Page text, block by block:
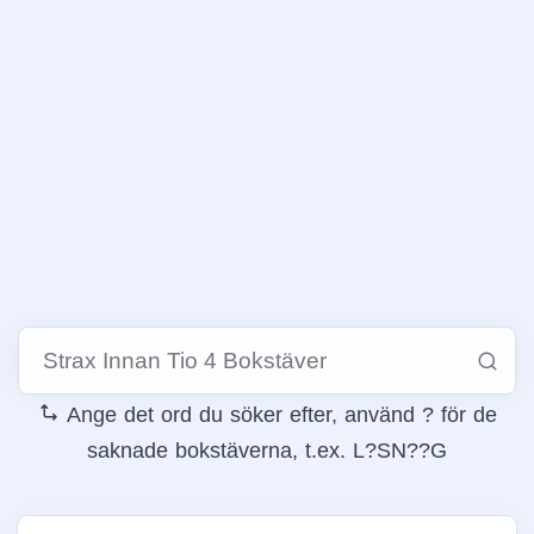
Ange det ord du söker efter, använd ? för de
saknade bokstäverna, t.ex. L?SN??G